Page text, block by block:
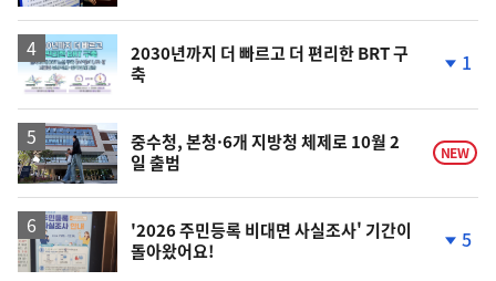
상
2030년까지 더 빠르고 더 편리한 BRT 구
축
하
락
1
중수청, 본청·6개 지방청 체제로 10월 2
일 출범
NEW
'2026 주민등록 비대면 사실조사' 기간이
돌아왔어요!
5